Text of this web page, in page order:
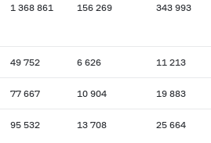
1 368 861 156 269 343 993
49 752 6 626 11 213
77 667 10 904 19 883
95 532 13 708 25 664